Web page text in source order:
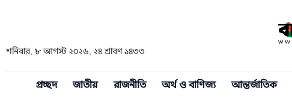
শনিবার, ৮ আগস্ট ২০২৬, ২৪ শ্রাবণ ১৪৩৩
প্রচ্ছদ জাতীয় রাজনীতি অর্থ ও বাণিজ্য আন্তর্জাতিক